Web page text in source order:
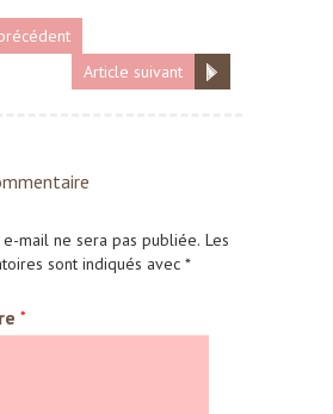
Article suivant
mail ne sera pas publiée. Les
sont indiqués avec *
*